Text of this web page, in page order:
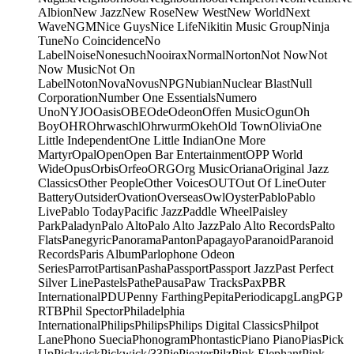
AlbionNew JazzNew RoseNew WestNew WorldNext
WaveNGMNice GuysNice LifeNikitin Music GroupNinja
TuneNo CoincidenceNo
LabelNoiseNonesuchNooiraxNormalNortonNot NowNot
Now MusicNot On
LabelNotonNovaNovusNPGNubianNuclear BlastNull
CorporationNumber One EssentialsNumero
UnoNYJOOasisOBEOdeOdeonOffen MusicOgunOh
BoyOHROhrwaschlOhrwurmOkehOld TownOliviaOne
Little IndependentOne Little IndianOne More
MartyrOpalOpenOpen Bar EntertainmentOPP World
WideOpusOrbisOrfeoORGOrg MusicOrianaOriginal Jazz
ClassicsOther PeopleOther VoicesOUTOut Of LineOuter
BatteryOutsiderOvationOverseasOwlOysterPabloPablo
LivePablo TodayPacific JazzPaddle WheelPaisley
ParkPaladynPalo AltoPalo Alto JazzPalo Alto RecordsPalto
FlatsPanegyricPanoramaPantonPapagayoParanoidParanoid
RecordsParis AlbumParlophone Odeon
SeriesParrotPartisanPashaPassportPassport JazzPast Perfect
Silver LinePastelsPathePausaPaw TracksPaxPBR
InternationalPDUPenny FarthingPepitaPeriodicapgLangPGP
RTBPhil SpectorPhiladelphia
InternationalPhilipsPhilipsPhilips Digital ClassicsPhilpot
LanePhono SueciaPhonogramPhontasticPiano PianoPiasPick